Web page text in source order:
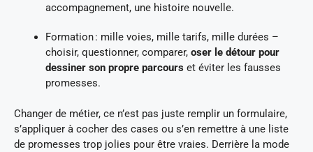
accompagnement, une histoire nouvelle.
Formation : mille voies, mille tarifs, mille durées –
choisir, questionner, comparer, oser le détour pour
dessiner son propre parcours et éviter les fausses
promesses.
Changer de métier, ce n’est pas juste remplir un formulaire,
s’appliquer à cocher des cases ou s’en remettre à une liste
de promesses trop jolies pour être vraies. Derrière la mode